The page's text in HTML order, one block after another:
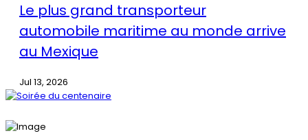
Le plus grand transporteur
automobile maritime au monde arrive
au Mexique
Jul 13, 2026